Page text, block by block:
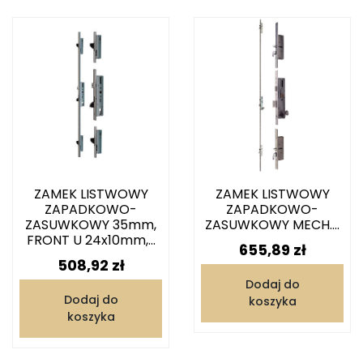
ZAMEK LISTWOWY
ZAPADKOWO-
ZASUWKOWY 35mm,
FRONT U 24x10mm,...
Cena
508,92 zł
Dodaj do
koszyka
ZAMEK LISTWOWY
ZAPADKOWO-
ZASUWKOWY MECH....
Cena
655,89 zł
Dodaj do
koszyka